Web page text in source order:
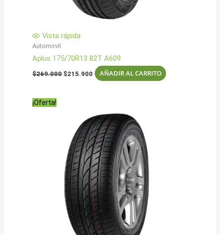
Vista rápida
Automovil
Aplus 175/70R13 82T A609
$269.000 El
$215.900 El
precio
AÑADIR AL CARRITO
¡Oferta!